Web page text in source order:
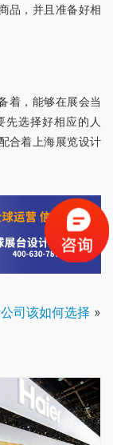
品，并且准备好相
着，能够在展会当
先选择好相应的人
合着上海展览设计
司该如何选择 »